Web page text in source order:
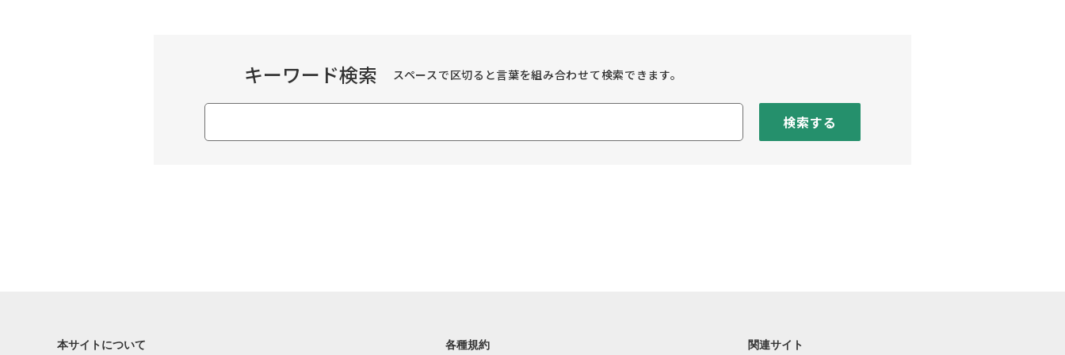
キーワード検索 スペースで区切ると言葉を組み合わせて検索できます。
検索する
本サイトについて 各種規約 関連サイト